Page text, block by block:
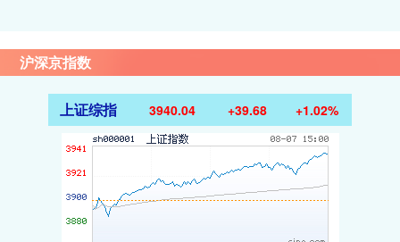
沪深京指数
上证综指 3940.04 +39.68 +1.02%